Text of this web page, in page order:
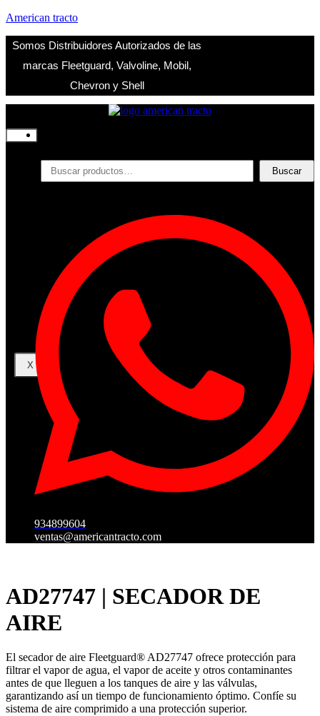
American tracto
Somos Distribuidores Autorizados de las
marcas Fleetguard, Valvoline, Mobil,
Chevron y Shell
Productos
Filtros
Contacto
Acceder
Iniciar Sesion
Registro
Restablecer la contraseña
X
Buscar
934899604
ventas@americantracto.com
AD27747 | SECADOR DE
AIRE
El secador de aire Fleetguard® AD27747 ofrece protección para
filtrar el vapor de agua, el vapor de aceite y otros contaminantes
antes de que lleguen a los tanques de aire y las válvulas,
garantizando así un tiempo de funcionamiento óptimo. Confíe su
sistema de aire comprimido a una protección superior.